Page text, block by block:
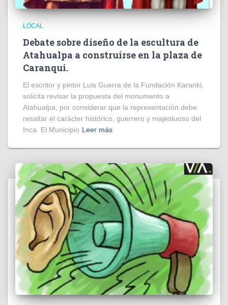
LOCAL
Debate sobre diseño de la escultura de
Atahualpa a construirse en la plaza de
Caranqui.
El escritor y pintor Luis Guerra de la Fundación Karanki,
solicita revisar la propuesta del monumento a
Atahualpa, por considerar que la representación debe
resaltar el carácter histórico, guerrero y majestuoso del
Inca. El Municipio Leer más